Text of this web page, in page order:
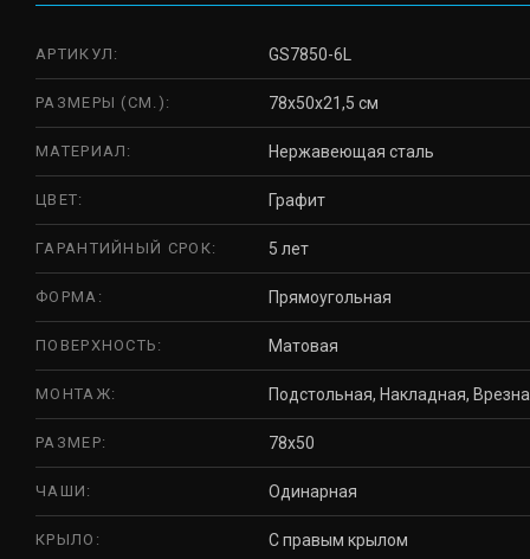
АРТИКУЛ: GS7850-6L
РАЗМЕРЫ (СМ.): 78x50x21,5 см
МАТЕРИАЛ: Нержавеющая сталь
ЦВЕТ: Графит
ГАРАНТИЙНЫЙ СРОК: 5 лет
ФОРМА: Прямоугольная
ПОВЕРХНОСТЬ: Матовая
МОНТАЖ: Подстольная, Накладная,
РАЗМЕР: 78x50
ЧАШИ: Одинарная
КРЫЛО: С правым крылом